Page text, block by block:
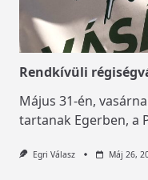
Rendkívüli
Május 31-én,
tartanak Egerben, a
Egri Válasz Máj 26,